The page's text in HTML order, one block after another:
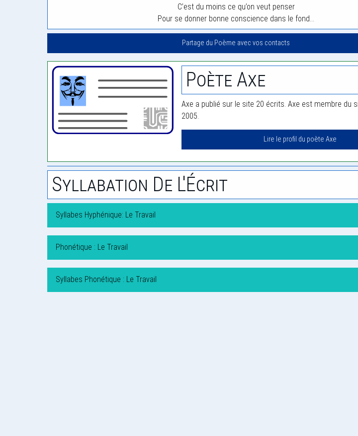
C’est du moins ce qu’on veut penser
Pour se donner bonne conscience dans le fond…
Partage du Poème avec vos contacts
Poète Axe
Axe a publié sur le site 20 écrits. Axe est membre du
2005.
Lire le profil du poète Axe
Syllabation De L'Écrit
Syllabes Hyphénique: Le Travail
Phonétique : Le Travail
Syllabes Phonétique : Le Travail